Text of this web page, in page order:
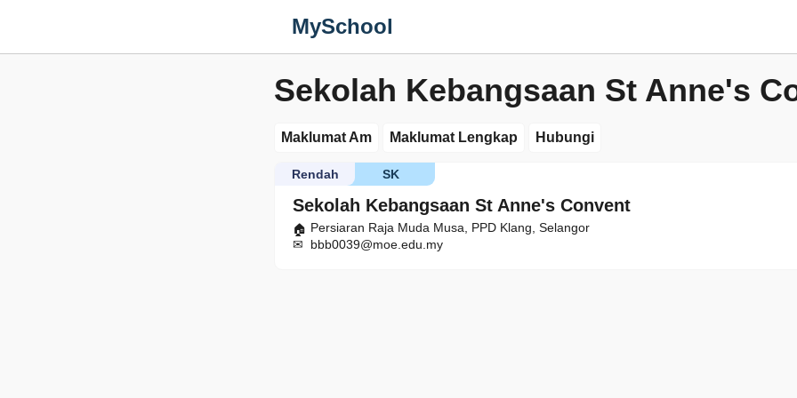
MySchool
Sekolah Kebangsaan St Anne's
Maklumat Am Maklumat Lengkap Hubungi
Sekolah Kebangsaan St Anne's Convent
SK
Rendah
Persiaran Raja Muda Musa, PPD Klang, Selangor
bbb0039@moe.edu.my